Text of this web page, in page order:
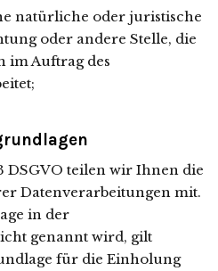
natürliche oder juristische
oder andere Stelle, die
im Auftrag des
DSGVO teilen wir Ihnen die
Datenverarbeitungen mit.
in der
genannt wird, gilt
für die Einholung